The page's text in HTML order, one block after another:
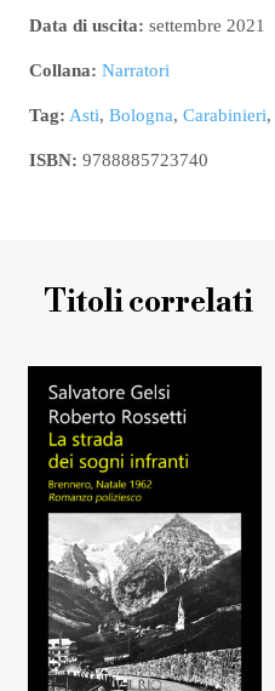
Data di uscita: settembre 2021
Collana: Narratori
Tag: Asti, Bologna, Carabinieri,
ISBN: 9788885723740
Titoli correlati